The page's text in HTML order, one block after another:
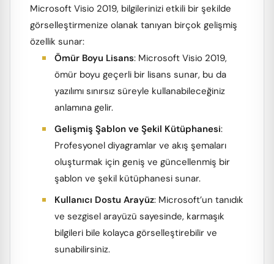
Microsoft Visio 2019, bilgilerinizi etkili bir şekilde
görselleştirmenize olanak tanıyan birçok gelişmiş
özellik sunar:
Ömür Boyu Lisans: Microsoft Visio 2019,
ömür boyu geçerli bir lisans sunar, bu da
yazılımı sınırsız süreyle kullanabileceğiniz
anlamına gelir.
Gelişmiş Şablon ve Şekil Kütüphanesi:
Profesyonel diyagramlar ve akış şemaları
oluşturmak için geniş ve güncellenmiş bir
şablon ve şekil kütüphanesi sunar.
Kullanıcı Dostu Arayüz: Microsoft’un tanıdık
ve sezgisel arayüzü sayesinde, karmaşık
bilgileri bile kolayca görselleştirebilir ve
sunabilirsiniz.